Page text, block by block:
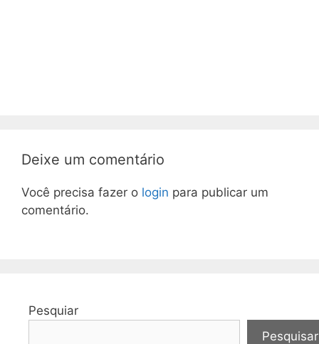
Deixe um comentário
Você precisa fazer o login para publicar um
comentário.
Pesquiar
Pesquisar